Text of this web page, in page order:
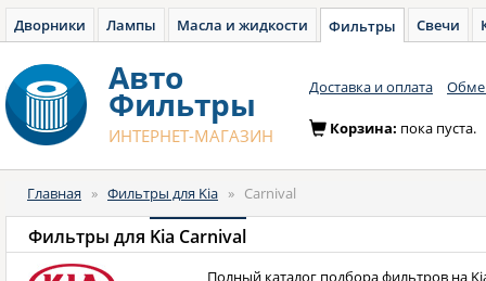
Дворники Лампы Масла и жидкости Фильтры Свечи
Авто
Фильтры
ИНТЕРНЕТ-МАГАЗИН
Доставка и оплата
Корзина: пока пуста.
Главная » Фильтры для Kia » Carnival
Фильтры для Kia Carnival
Полный каталог подбора фильтров на